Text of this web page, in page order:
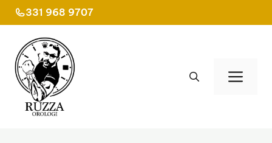
al
contenuto
331 968 9707